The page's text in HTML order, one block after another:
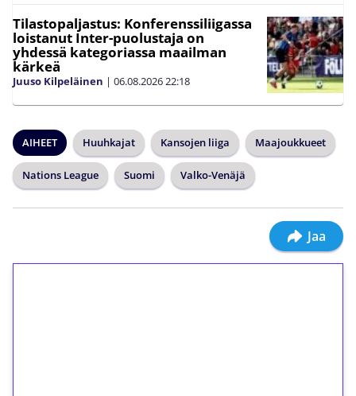
Tilastopaljastus: Konferenssiliigassa
loistanut Inter-puolustaja on
yhdessä kategoriassa maailman
kärkeä
Juuso Kilpeläinen | 06.08.202622:18
AIHEET Huuhkajat Kansojen liiga Maajoukkueet
Nations League Suomi Valko-Venäjä
Jaa